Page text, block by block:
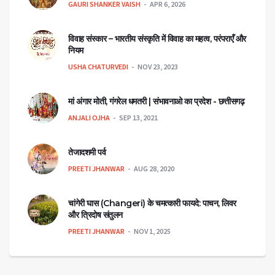
GAURI SHANKER VAISH APR 6, 2026
विवाह संस्कार – भारतीय संस्कृति में विवाह का महत्व, परंपराएँ और
नियम
USHA CHATURVEDI NOV 23, 2023
मां अंगार मोती, गंगरेल धमतरी | संभावनाओ का प्रदेश - छत्तीसगढ़
ANJALI OJHA SEP 13, 2021
तेजादशमी पर्व
PREETI JHANWAR AUG 28, 2020
चांगेरी घास (Changeri) के चमत्कारी फायदे: पाचन, लिवर
और त्रिदोष संतुलन
PREETI JHANWAR NOV 1, 2025